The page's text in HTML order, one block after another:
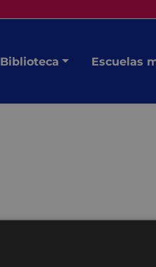
Biblioteca Escuelas